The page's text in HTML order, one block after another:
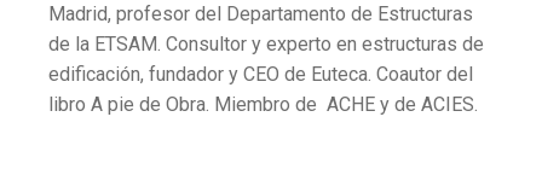
Madrid, profesor del Departamento de Estructuras
de la ETSAM. Consultor y experto en estructuras de
edificación, fundador y CEO de Euteca. Coautor del
libro A pie de Obra. Miembro de ACHE y de ACIES.